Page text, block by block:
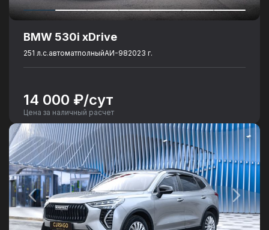
BMW 530i xDrive
251 л.с.автоматполныйАИ-982023 г.
14 000 ₽/сут
Цена за наличный расчет